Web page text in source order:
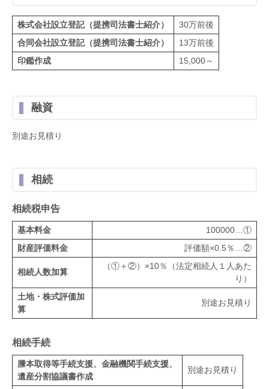
株式会社設立登記（提携司法書士紹介）
30万前後
合同会社設立登記（提携司法書士紹介）
13万前後
印鑑作成
15,000～
融資
別途お見積り
相続
相続税申告
基本料金
100000…①
財産評価料金
評価額×0.5％…②
相続人数加算
（①＋②）×10％（法定相続人１人あた
り）
土地・株式評価加
算
別途お見積り
相続手続
謄本取得等手続支援、金融機関手続支援、
遺産分割協議書作成
別途お見積り